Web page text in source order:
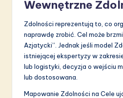
Wewnętrzne
Zdolności reprezentują to, co
naprawdę zrobić. Cel może
Azjatycki”. Jednak jeśli model
istniejącej ekspertyzy w
lub logistyki, decyzja o wejściu
lub dostosowana.
Mapowanie Zdolności na Cele